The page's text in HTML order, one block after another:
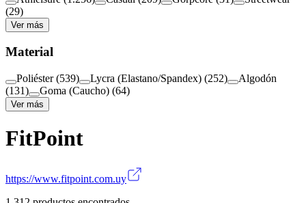
(29)
Ver más
Material
Poliéster (539) Lycra (Elastano/Spandex) (252)
Algodón
(131) Goma (Caucho) (64)
Ver más
FitPoint
https://www.fitpoint.com.uy